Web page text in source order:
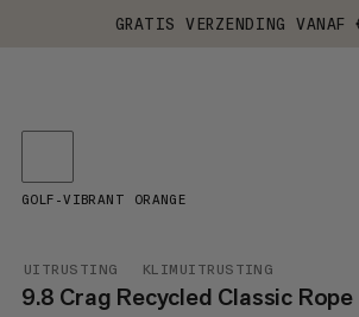
GRATIS VERZENDING VANAF
UITRUSTING KLIMUITRUSTING
9.8 Crag Recycled Classic
GOLF-VIBRANT ORANGE